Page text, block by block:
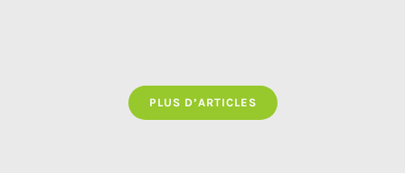
PLUS D’ARTICLES